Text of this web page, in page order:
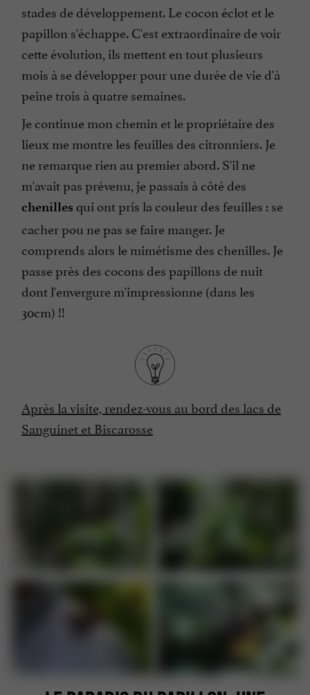
stades de développement. Le cocon éclot et le
papillon s'échappe. C'est extraordinaire de voir
cette évolution, ils mettent en tout plusieurs
mois à se développer pour une durée de vie d'à
peine trois à quatre semaines.
Je continue mon chemin et le propriétaire des
lieux me montre les feuilles des citronniers. Je
ne remarque rien au premier abord. S'il ne
m'avait pas prévenu, je passais à côté des
chenilles qui ont pris la couleur des feuilles : se
cacher pou ne pas se faire manger. Je
comprends alors le mimétisme des chenilles. Je
passe près des cocons des papillons de nuit
dont l'envergure m'impressionne (dans les
30cm) !!
Après la visite, rendez-vous au bord des lacs de
Sanguinet et Biscarosse